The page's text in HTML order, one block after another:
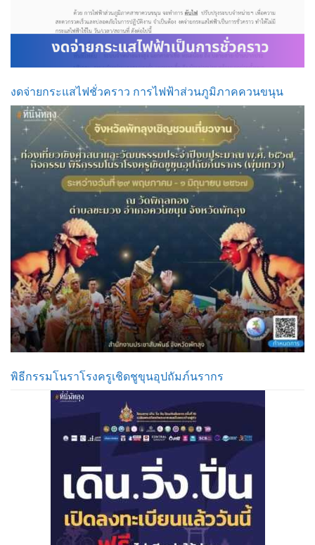
งดจ่ายกระแสไฟชั่วคราว การไฟฟ้าส่วนภูมิภาคควนขนุน
พิธีกรรมโนราโรงครูเชิดชูขุนอุปถัมภ์นรากร